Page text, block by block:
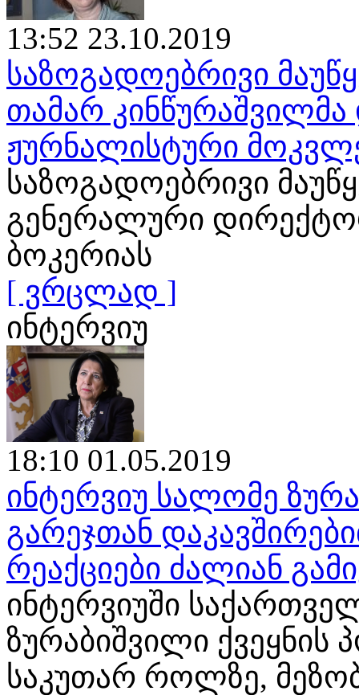
13:52 23.10.2019
საზოგადოებრივი
თამარ
ჟურნალისტური
საზოგადოებრივი
გენერალური
ბოკერიას
[ ვრცლად ]
ინტერვიუ
18:10 01.05.2019
ინტერვიუ სალომე
გარეჯთან
რეაქციები ძალიან
ინტერვიუში
ზურაბიშვილი ქვეყნის
საკუთარ როლზე,